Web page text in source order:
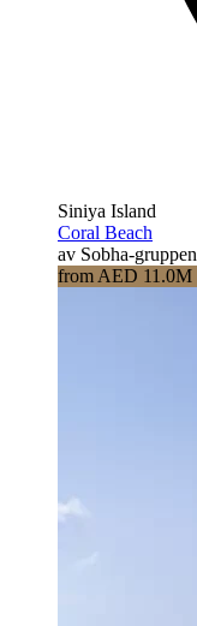
Siniya Island
Coral Beach
av Sobha-gruppen
from AED 11.0M